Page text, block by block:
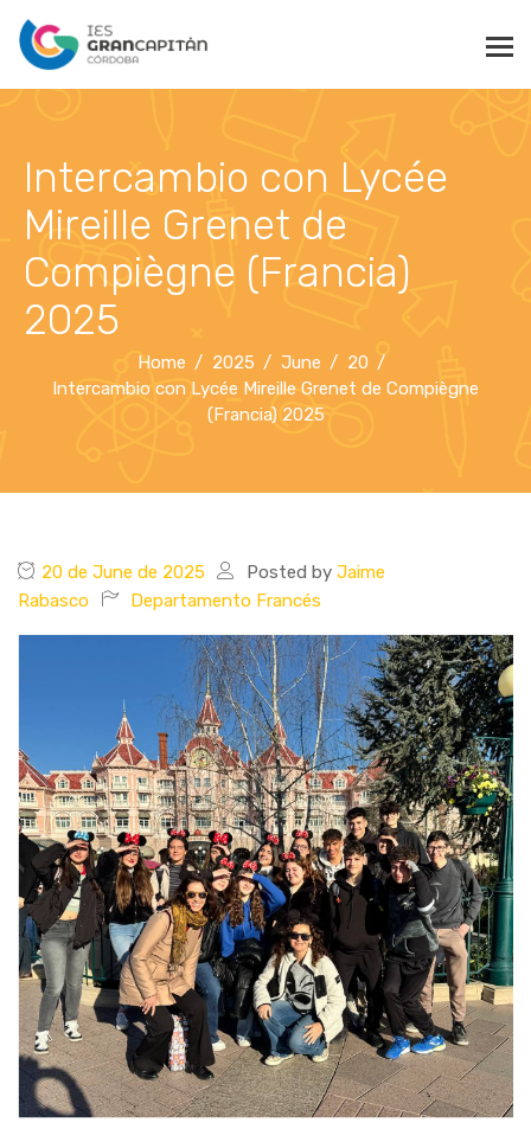
Intercambio con Lycée
Mireille Grenet de
Compiègne (Francia)
2025
Home 2025 June
20
Intercambio con Lycée Mireille Grenet de Compiègne
(Francia) 2025
20 de June de 2025 Posted by Jaime
Rabasco
Departamento Francés